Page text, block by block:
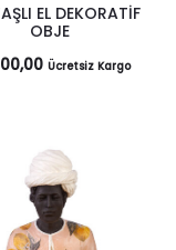
EL DEKORATİF
OBJE
Ücretsiz Kargo